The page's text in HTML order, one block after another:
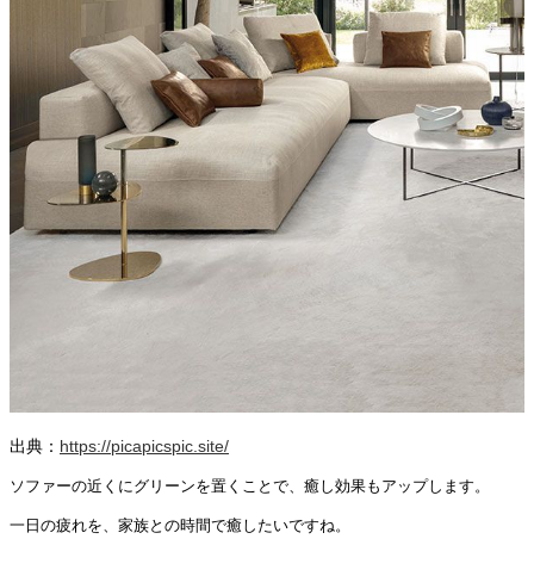
出典： https://picapicspic.site/
ソファーの近くにグリーンを置くことで、癒し効果もアップします。
一日の疲れを、家族との時間で癒したいですね。